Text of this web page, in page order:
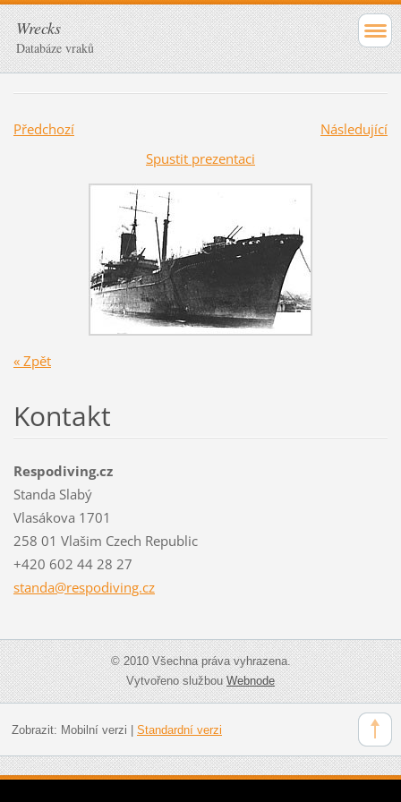
Wrecks
Databáze vraků
Předchozí
Následující
Spustit prezentaci
« Zpět
Kontakt
Respodiving.cz
Standa Slabý
Vlasákova 1701
258 01 Vlašim Czech Republic
+420 602 44 28 27
standa@respodiving.cz
© 2010 Všechna práva vyhrazena.
Vytvořeno službouWebnode
Zobrazit: Mobilní verzi Standardní verzi